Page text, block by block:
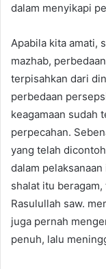
dalam menyikapi
Apabila kita amati,
mazhab,
terpisahkan dari
perbedaan
keagamaan sudah
perpecahan.
yang telah
dalam
shalat itu
Rasulullah saw.
juga pernah
penuh, lalu